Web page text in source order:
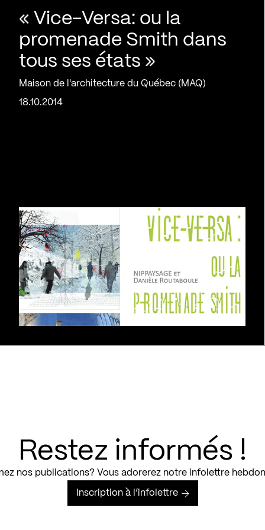
« Vice-Versa: ou la
promenade Smith dans
tous ses états »
Maison de l'architecture du Québec (MAQ)
18.10.2014
Restez informés !
nos publications? Vous adorerez notre infolettre
Inscription à l’infolettre